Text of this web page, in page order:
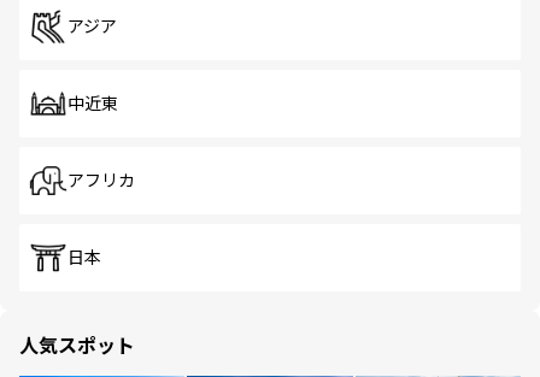
アジア
中近東
アフリカ
日本
人気スポット